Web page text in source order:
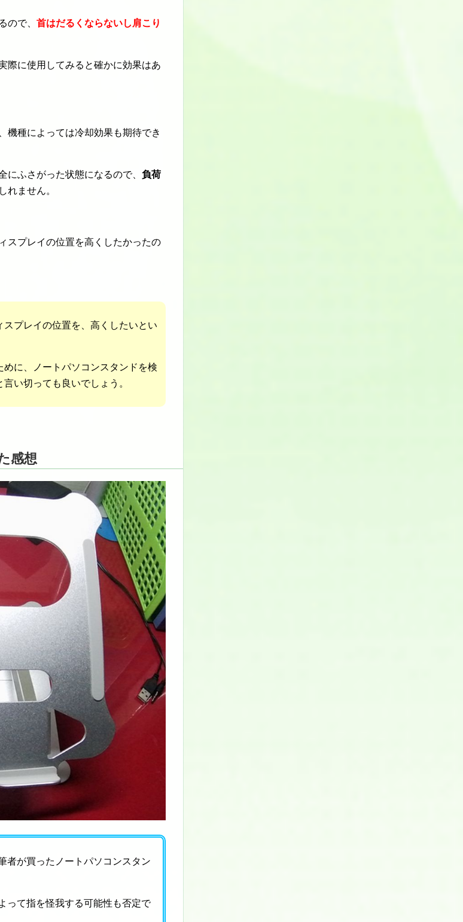
ので、 首はだるくならないし肩こり
際に使用してみると確かに効果はあ
機種によっては冷却効果も期待でき
にふさがった状態になるので、 負荷
しれません。
スプレイの位置を高くしたかったの
プレイの位置を、高くしたいとい
に、ノートパソコンスタンドを検
い切っても良いでしょう。
感想
者が買ったノートパソコンスタン
って指を怪我する可能性も否定で